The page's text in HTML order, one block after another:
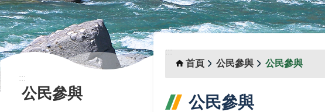
:::
公民參與
:::
首頁
公民參與 公民參與
公民參與